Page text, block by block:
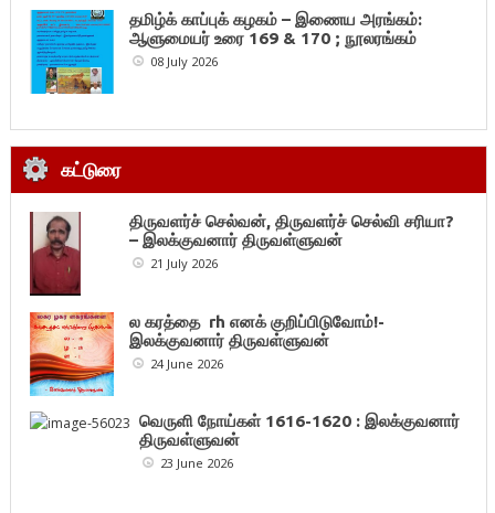
தமிழ்க் காப்புக் கழகம் – இணைய அரங்கம்:
ஆளுமையர் உரை 169 & 170 ; நூலரங்கம்
08 July 2026
கட்டுரை
திருவளர்ச் செல்வன், திருவளர்ச் செல்வி சரியா?
– இலக்குவனார் திருவள்ளுவன்
21 July 2026
ல கரத்தை rh எனக் குறிப்பிடுவோம்!-
இலக்குவனார் திருவள்ளுவன்
24 June 2026
வெருளி நோய்கள் 1616-1620 : இலக்குவனார்
திருவள்ளுவன்
23 June 2026